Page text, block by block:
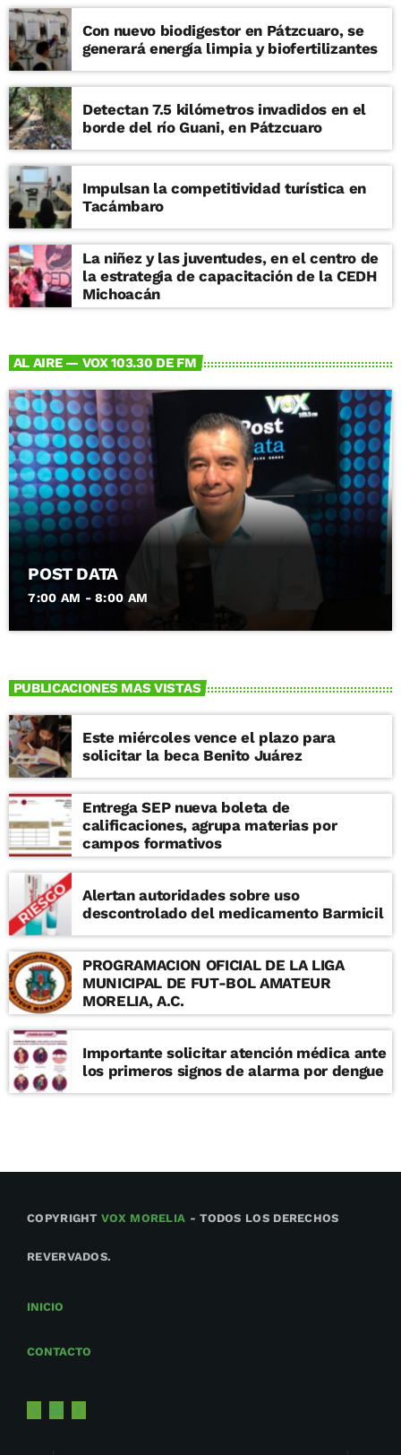
Con nuevo biodigestor en Pátzcuaro, se
generará energía limpia y biofertilizantes
Detectan 7.5 kilómetros invadidos en el
borde del río Guani, en Pátzcuaro
Impulsan la competitividad turística en
Tacámbaro
La niñez y las juventudes, en el centro de
la estrategia de capacitación de la CEDH
Michoacán
AL AIRE — VOX 103.30 DE FM
POST DATA
7:00 AM - 8:00 AM
PUBLICACIONES MAS VISTAS
Este miércoles vence el plazo para
solicitar la beca Benito Juárez
Entrega SEP nueva boleta de
calificaciones, agrupa materias por
campos formativos
Alertan autoridades sobre uso
descontrolado del medicamento Barmicil
PROGRAMACION OFICIAL DE LA LIGA
MUNICIPAL DE FUT-BOL AMATEUR
MORELIA, A.C.
Importante solicitar atención médica ante
los primeros signos de alarma por dengue
COPYRIGHTVOX MORELIA - TODOS LOS DERECHOS
REVERVADOS.
INICIO
CONTACTO